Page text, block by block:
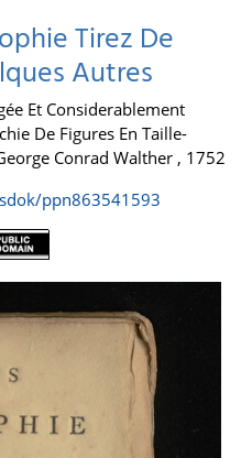
Tirez De
Autres
Et Considerablement
De Figures En Taille-
Conrad Walther , 1752
ppn863541593